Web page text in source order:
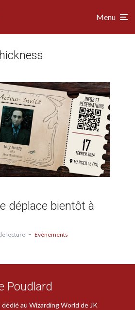
Menu
déplace bientôt à
lecture Evénements
Poudlard
au Wizarding World de JK